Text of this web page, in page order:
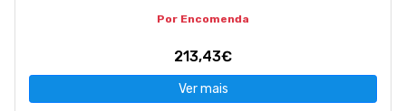
Por Encomenda
213,43€
Ver mais